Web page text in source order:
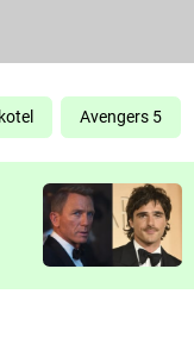
Avengers 5